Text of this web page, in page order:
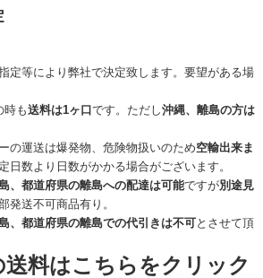
定等により弊社で決定致します。要望がある場
時も送料は1ヶ口です。ただし沖縄、離島の方は
の運送は爆発物、危険物扱いのため空輸出来ま
日数より日数がかかる場合がございます。
、都道府県の離島への配達は可能ですが別途見
発送不可商品有り。
、都道府県の離島での代引きは不可とさせて頂
送料はこちらをクリック